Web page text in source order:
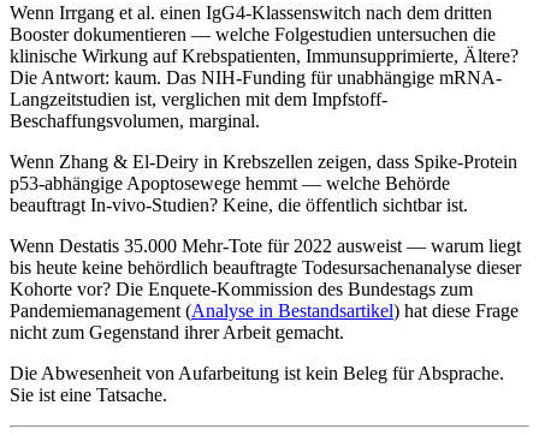
Wenn Irrgang et al. einen IgG4-Klassenswitch nach dem dritten
Booster dokumentieren — welche Folgestudien untersuchen die
klinische Wirkung auf Krebspatienten, Immunsupprimierte, Ältere?
Die Antwort: kaum. Das NIH-Funding für unabhängige mRNA-
Langzeitstudien ist, verglichen mit dem Impfstoff-
Beschaffungsvolumen, marginal.
Wenn Zhang & El-Deiry in Krebszellen zeigen, dass Spike-Protein
p53-abhängige Apoptosewege hemmt — welche Behörde
beauftragt In-vivo-Studien? Keine, die öffentlich sichtbar ist.
Wenn Destatis 35.000 Mehr-Tote für 2022 ausweist — warum liegt
bis heute keine behördlich beauftragte Todesursachenanalyse dieser
Kohorte vor? Die Enquete-Kommission des Bundestags zum
Pandemiemanagement (Analyse in Bestandsartikel) hat diese Frage
nicht zum Gegenstand ihrer Arbeit gemacht.
Die Abwesenheit von Aufarbeitung ist kein Beleg für Absprache.
Sie ist eine Tatsache.